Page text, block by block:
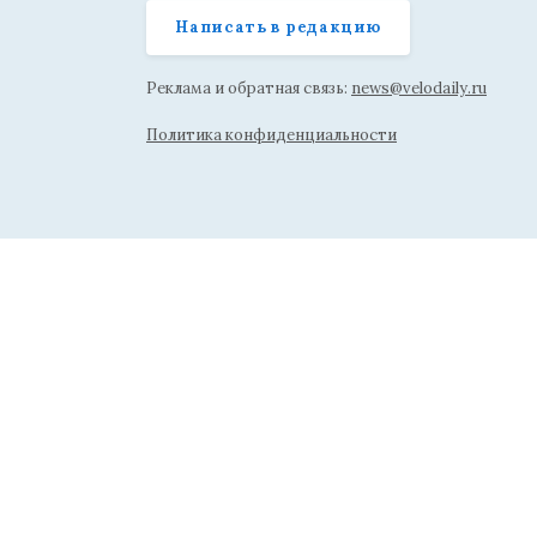
Написать в редакцию
Реклама и обратная связь: news@velodaily.ru
Политика конфиденциальности